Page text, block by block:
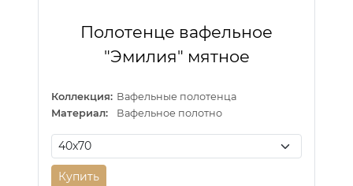
Полотенце вафельное
"Эмилия" мятное
Коллекция: Вафельные полотенца
Материал:
Вафельное полотно
Купить